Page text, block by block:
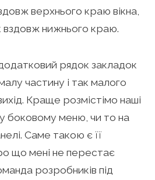
верхнього краю вікна,
вздовж нижнього краю.
рядок закладок
частину і так малого
Краще розмістімо наші
у боковому меню, чи то на
Саме такою є її
що мені не перестає
розробників під